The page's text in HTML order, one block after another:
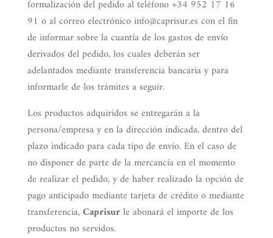
formalización del pedido al teléfono +34 952 17 16
91 o al correo electrónico info@caprisur.es con el fin
de informar sobre la cuantía de los gastos de envío
derivados del pedido, los cuales deberán ser
adelantados mediante transferencia bancaria y para
informarle de los trámites a seguir.
Los productos adquiridos se entregarán a la
persona/empresa y en la dirección indicada, dentro del
plazo indicado para cada tipo de envío. En el caso de
no disponer de parte de la mercancía en el momento
de realizar el pedido, y de haber realizado la opción de
pago anticipado mediante tarjeta de crédito o mediante
transferencia,Caprisurle abonará el importe de los
productos no servidos.